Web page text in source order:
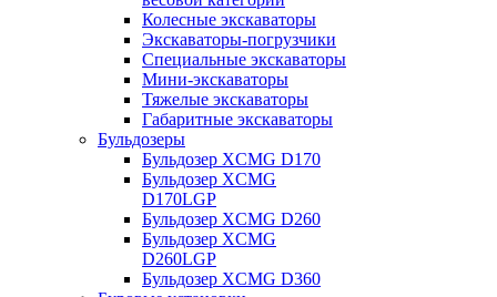
Колесные экскаваторы
Экскаваторы-погрузчики
Специальные экскаваторы
Мини-экскаваторы
Тяжелые экскаваторы
Габаритные экскаваторы
Бульдозеры
Бульдозер XCMG D170
Бульдозер XCMG
D170LGP
Бульдозер XCMG D260
Бульдозер XCMG
D260LGP
Бульдозер XCMG D360